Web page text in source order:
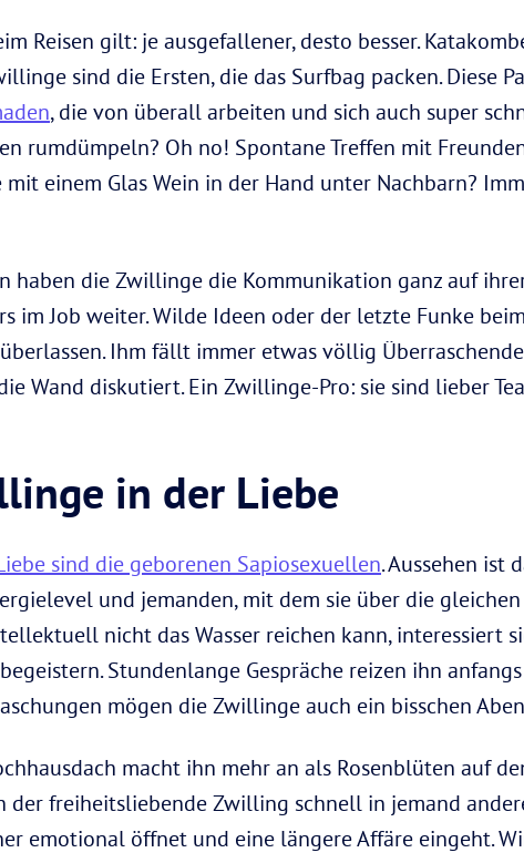
Reisen gilt: je ausgefallener, desto besser.
sind die Ersten, die das Surfbag packen. Diese
, die von überall arbeiten und sich auch super
rumdümpeln? Oh no! Spontane Treffen mit
einem Glas Wein in der Hand unter Nachbarn?
haben die Zwillinge die Kommunikation ganz auf
im Job weiter. Wilde Ideen oder der letzte Funke
Ihm fällt immer etwas völlig
Wand diskutiert. Ein Zwillinge-Pro: sie sind lieber
in der Liebe
sind die geborenen Sapiosexuellen. Aussehen ist
und jemanden, mit dem sie über die
nicht das Wasser reichen kann, interessiert
Stundenlange Gespräche reizen ihn
mögen die Zwillinge auch ein bisschen
macht ihn mehr an als Rosenblüten auf
freiheitsliebende Zwilling schnell in jemand
emotional öffnet und eine längere Affäre eingeht.